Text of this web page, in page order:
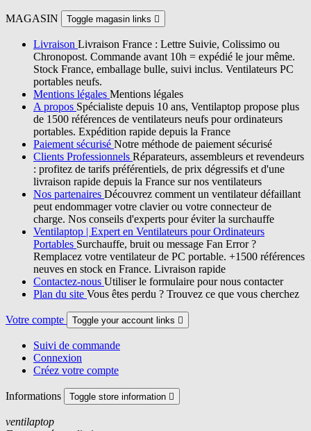
MAGASIN Toggle magasin links 
Livraison Livraison France : Lettre Suivie, Colissimo ou
Chronopost. Commande avant 10h = expédié le jour même.
Stock France, emballage bulle, suivi inclus. Ventilateurs PC
portables neufs.
Mentions légales Mentions légales
A propos Spécialiste depuis 10 ans, Ventilaptop propose plus
de 1500 références de ventilateurs neufs pour ordinateurs
portables. Expédition rapide depuis la France
Paiement sécurisé Notre méthode de paiement sécurisé
Clients Professionnels Réparateurs, assembleurs et revendeurs
: profitez de tarifs préférentiels, de prix dégressifs et d'une
livraison rapide depuis la France sur nos ventilateurs
Nos partenaires Découvrez comment un ventilateur défaillant
peut endommager votre clavier ou votre connecteur de
charge. Nos conseils d'experts pour éviter la surchauffe
Ventilaptop | Expert en Ventilateurs pour Ordinateurs
Portables Surchauffe, bruit ou message Fan Error ?
Remplacez votre ventilateur de PC portable. +1500 références
neuves en stock en France. Livraison rapide
Contactez-nous Utiliser le formulaire pour nous contacter
Plan du site Vous êtes perdu ? Trouvez ce que vous cherchez
Votre compte Toggle your account links 
Suivi de commande
Connexion
Créez votre compte
Informations Toggle store information 
ventilaptop